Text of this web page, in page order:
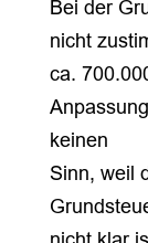
Bei der
nicht
ca.
keinen
Sinn, weil